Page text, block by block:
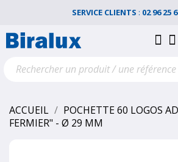
SERVICE CLIENTS : 02 96 25
ACCUEIL
POCHETTE 60 LOGOS
FERMIER" - Ø 29 MM